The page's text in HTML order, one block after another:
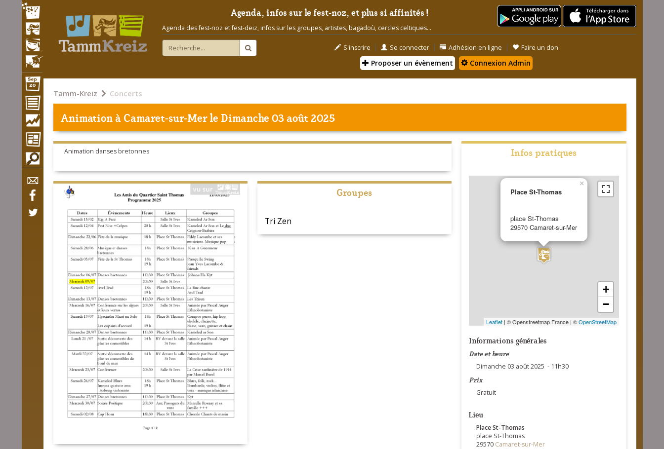
Agenda, infos sur le fest-noz, et plus si affinités !
Agenda des fest-noz et fest-deiz, infos sur les groupes, artistes, bagadoù, cercles celtiques...
S'inscrire | Se connecter | Adhésion en ligne | Faire un don
Proposer un évènement Connexion Admin
Tamm-Kreiz Concerts
Animation àCamaret-sur-Merle Dimanche 03 août 2025
Animation danses bretonnes
Groupes
Tri Zen
Infos pratiques
Place St-Thomas
place St-Thomas
29570 Camaret-sur-Mer
×
+
−
Leaflet| © Openstreetmap France | ©OpenStreetMap
Informations générales
Date et heure
Dimanche 03 août 2025 - 11h30
Prix
Gratuit
Lieu
Place St-Thomas
place St-Thomas
29570 Camaret-sur-Mer